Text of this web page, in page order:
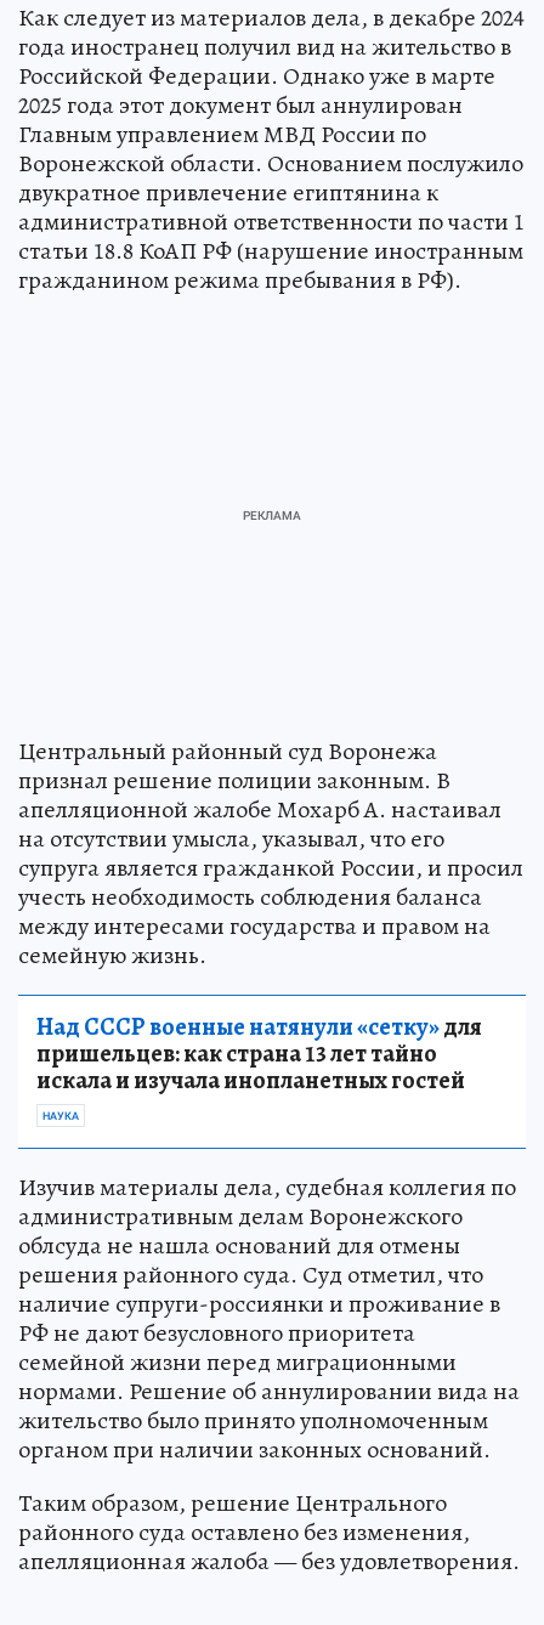
Как следует из материалов дела, в декабре 2024
года иностранец получил вид на жительство в
Российской Федерации. Однако уже в марте
2025 года этот документ был аннулирован
Главным управлением МВД России по
Воронежской области. Основанием послужило
двукратное привлечение египтянина к
административной ответственности по части 1
статьи 18.8 КоАП РФ (нарушение иностранным
гражданином режима пребывания в РФ).
Центральный районный суд Воронежа
признал решение полиции законным. В
апелляционной жалобе Мохарб А. настаивал
на отсутствии умысла, указывал, что его
супруга является гражданкой России, и просил
учесть необходимость соблюдения баланса
между интересами государства и правом на
семейную жизнь.
Над СССР военные натянули «сетку»для
пришельцев: как страна 13 лет тайно
искала и изучала инопланетных гостей
НАУКА
Изучив материалы дела, судебная коллегия по
административным делам Воронежского
облсуда не нашла оснований для отмены
решения районного суда. Суд отметил, что
наличие супруги-россиянки и проживание в
РФ не дают безусловного приоритета
семейной жизни перед миграционными
нормами. Решение об аннулировании вида на
жительство было принято уполномоченным
органом при наличии законных оснований.
Таким образом, решение Центрального
районного суда оставлено без изменения,
апелляционная жалоба — без удовлетворения.